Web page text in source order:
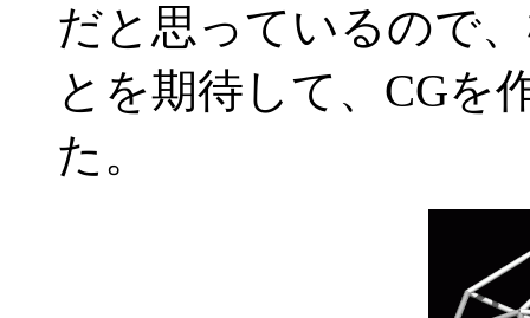
だと思っているので
とを期待して、CGを
た。